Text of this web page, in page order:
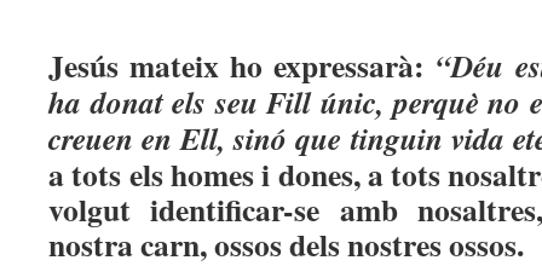
Jesús mateix ho expressarà: “Déu
ha donat els seu Fill únic, perquè no
creuen en Ell, sinó que tinguin vida
a tots els homes i dones, a tots
volgut identificar-se amb
nostra carn, ossos dels nostres ossos.